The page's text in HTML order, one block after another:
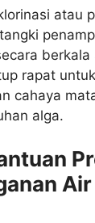
atau
berkala
rapat
cahaya
alga.